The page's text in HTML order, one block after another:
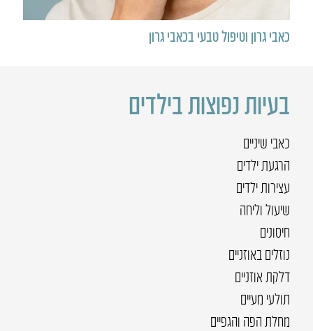
כאבי גרון וטיפול טבעי בכאבי גרון
בעיות נפוצות בילדים
כאבי שיניים
הרגעת ילדים
עצירות ילדים
שיעול וליחה
חיסונים
נוזלים באוזניים
דלקת אוזניים
תולעי מעיים
מחלת הפה והגפיים